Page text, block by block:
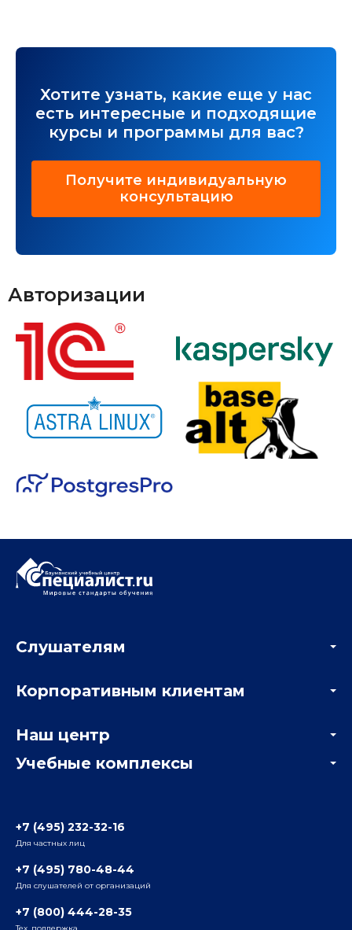
Хотите узнать, какие еще у нас
есть интересные и подходящие
курсы и программы для вас?
Получите индивидуальную
консультацию
Авторизации
Учебные комплексы
Радио
ул. Радио, д.24, корпус 1, 2-й подъезд, 2-й этаж
ул. Воронцовская, д. 35Б, корп.2, 5-й этаж
Слушателям
Мастер-классы и вебинары
Корпоративным клиентам
Отзывы компаний
Наш центр
Информация о центре
+7 (495) 232-32-16
Для частных лиц
+7 (495) 780-48-44
Для слушателей от организаций
+7 (800) 444-28-35
Тех. поддержка